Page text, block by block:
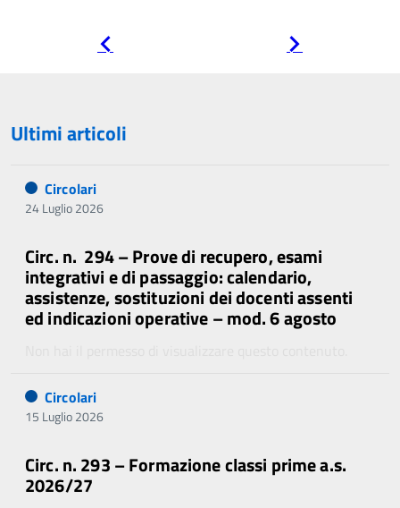
Ultimi articoli
Circolari
24 Luglio 2026
Circ. n. 294 – Prove di recupero, esami
integrativi e di passaggio: calendario,
assistenze, sostituzioni dei docenti assenti
ed indicazioni operative – mod. 6 agosto
Circolari
15 Luglio 2026
Circ. n. 293 – Formazione classi prime a.s.
2026/27